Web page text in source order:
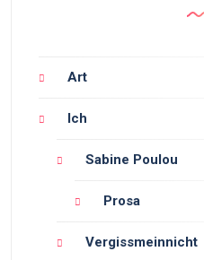
Art
Ich
Sabine Poulou
Prosa
Vergissmeinnicht